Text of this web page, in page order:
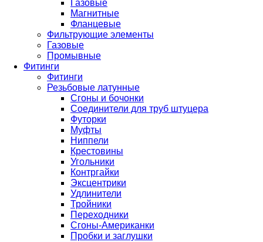
Газовые
Магнитные
Фланцевые
Фильтрующие элементы
Газовые
Промывные
Фитинги
Фитинги
Резьбовые латунные
Сгоны и бочонки
Соединители для труб штуцера
Футорки
Муфты
Ниппели
Крестовины
Угольники
Контргайки
Эксцентрики
Удлинители
Тройники
Переходники
Сгоны-Американки
Пробки и заглушки